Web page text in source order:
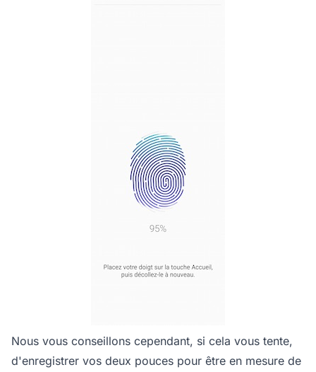
Nous vous conseillons cependant, si cela vous tente,
d'enregistrer vos deux pouces pour être en mesure de